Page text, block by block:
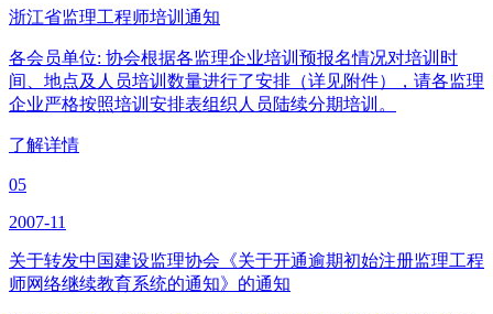
浙江省监理工程师培训通知
各会员单位: 协会根据各监理企业培训预报名情况对培训时
间、地点及人员培训数量进行了安排（详见附件），请各监理
企业严格按照培训安排表组织人员陆续分期培训。
了解详情
05
2007-11
关于转发中国建设监理协会《关于开通逾期初始注册监理工程
师网络继续教育系统的通知》的通知